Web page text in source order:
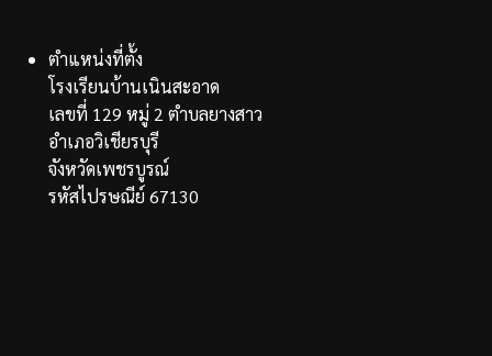
ตำแหน่งที่ตั้ง
โรงเรียนบ้านเนินสะอาด
เลขที่ 129 หมู่ 2 ตำบลยางสาว
อำเภอวิเชียรบุรี
จังหวัดเพชรบูรณ์
รหัสไปรษณีย์ 67130